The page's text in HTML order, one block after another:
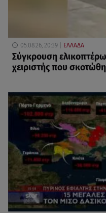
05.08.26, 20:39 ΕΛΛΑΔΑ
Σύγκρουση
χειριστής που